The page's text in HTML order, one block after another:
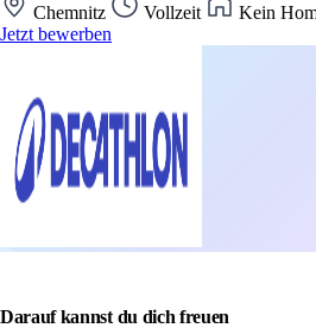
Chemnitz Vollzeit
Kein
Jetzt bewerben
Darauf kannst du dich freuen